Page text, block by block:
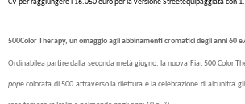
CV per raggiungere i 16.050 euro per la versione Streetequipaggiata con
500Color Therapy, un omaggio agli abbinamenti cromatici degli anni 60
Ordinabilea partire dalla seconda metà giugno, la nuova Fiat 500 Color
pope colorata di 500 attraverso la rilettura e la celebrazione di alcunitra